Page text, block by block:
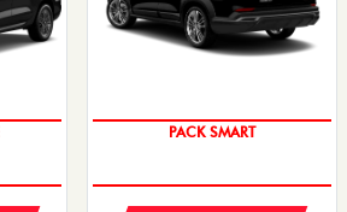
PACK SMART